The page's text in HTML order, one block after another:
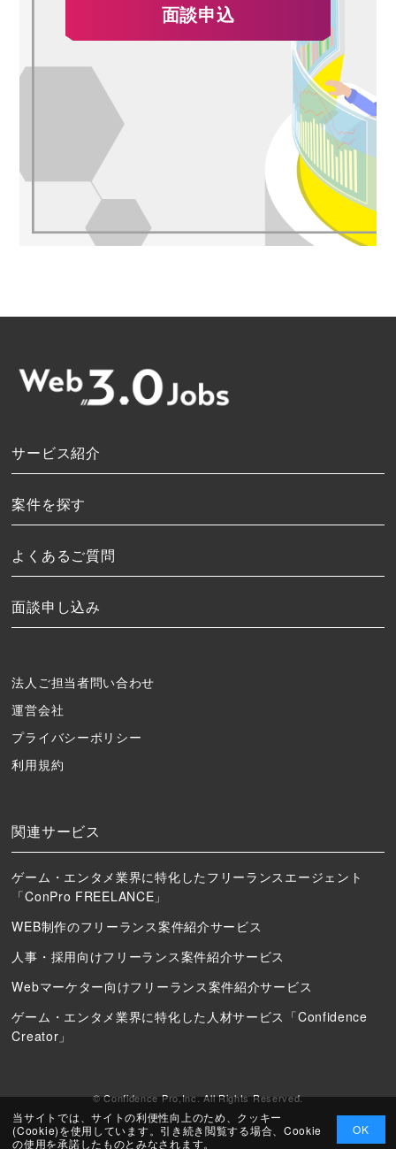
面談申込
当サイトでは、サイトの利便性向上のため、クッキー
(Cookie)を使用しています。引き続き閲覧する場合、Cookie
の使用を承諾したものとみなされます。
OK
サービス紹介
案件を探す
よくあるご質問
面談申し込み
法人ご担当者問い合わせ
運営会社
プライバシーポリシー
利用規約
関連サービス
ゲーム・エンタメ業界に特化したフリーランスエージェント
「ConPro FREELANCE」
WEB制作のフリーランス案件紹介サービス
人事・採用向けフリーランス案件紹介サービス
Webマーケター向けフリーランス案件紹介サービス
ゲーム・エンタメ業界に特化した人材サービス「Confidence
Creator」
© Confidence Pro,Inc. All Rights Reserved.